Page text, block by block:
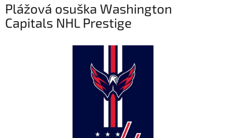
Plážová osuška Washington
Capitals NHL Prestige